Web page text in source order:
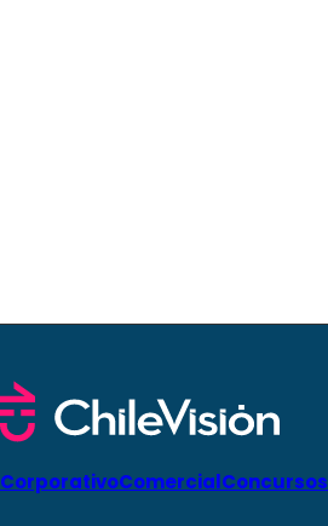
CorporativoComercialConcursos